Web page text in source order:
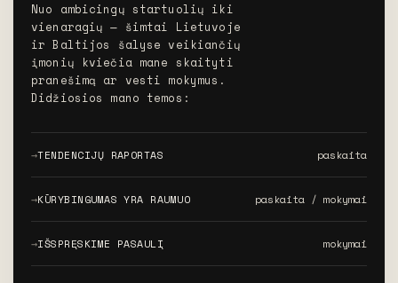
Nuo ambicingų startuolių iki
vienaragių — šimtai Lietuvoje
ir Baltijos šalyse veikiančių
įmonių kviečia mane skaityti
pranešimą ar vesti mokymus.
Didžiosios mano temos:
TENDENCIJŲ RAPORTAS paskaita
apžvalga, kas naujo vyksta
su auditorijomis, kaip
šviežios technologijos,
KŪRYBINGUMAS YRA RAUMUO paskaita / mokymai
kūrybingumo svarbą,
nusistatymus, mitus ir
IŠSPRĘSKIME PASAULĮ mokymai